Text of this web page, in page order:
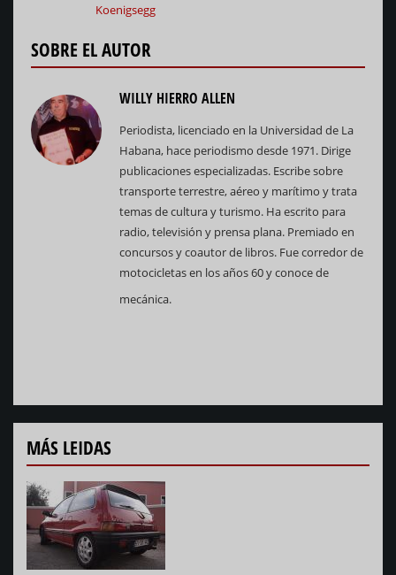
Koenigsegg
SOBRE EL AUTOR
WILLY HIERRO ALLEN
Periodista, licenciado en la Universidad de La
Habana, hace periodismo desde 1971. Dirige
publicaciones especializadas. Escribe sobre
transporte terrestre, aéreo y marítimo y trata
temas de cultura y turismo. Ha escrito para
radio, televisión y prensa plana. Premiado en
concursos y coautor de libros. Fue corredor de
motocicletas en los años 60 y conoce de
mecánica.
MÁS LEIDAS